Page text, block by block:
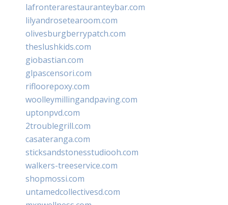
lafronterarestauranteybar.com
lilyandrosetearoom.com
olivesburgberrypatch.com
theslushkids.com
giobastian.com
glpascensori.com
rifloorepoxy.com
woolleymillingandpaving.com
uptonpvd.com
2troublegrill.com
casateranga.com
sticksandstonesstudiooh.com
walkers-treeservice.com
shopmossi.com
untamedcollectivesd.com